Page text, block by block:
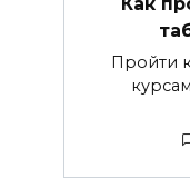
Пройти